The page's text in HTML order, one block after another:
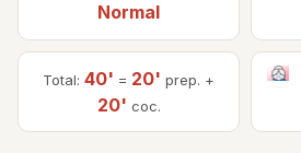
Normal
Total: 40' = 20' prep. +
20' coc.